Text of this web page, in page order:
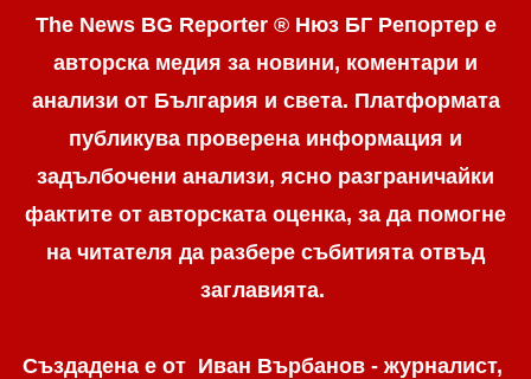
The News BG Reporter ® Нюз БГ Репортер е
авторска медия за новини, коментари и
анализи от България и света. Платформата
публикува проверена информация и
задълбочени анализи, ясно разграничaйки
фактите от авторската оценка, за да помогне
на читателя да разбере събитията отвъд
заглавията.
Създадена е от Иван Върбанов - журналист,